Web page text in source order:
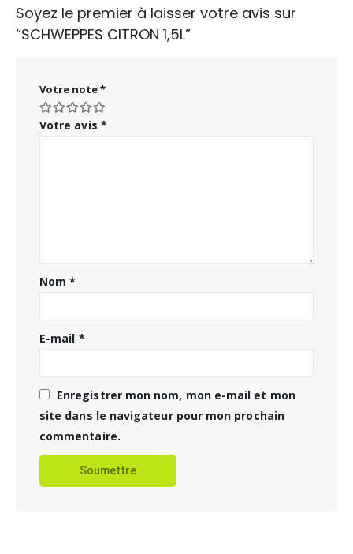
Soyez le premier à laisser votre avis sur
“SCHWEPPES CITRON 1,5L”
Votre note*
Votre avis *
Nom*
E-mail *
Enregistrer mon nom, mon e-mail et mon
site dans le navigateur pour mon prochain
commentaire.